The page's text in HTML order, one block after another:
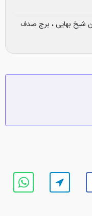
شیخ بهایی ، برج صدف